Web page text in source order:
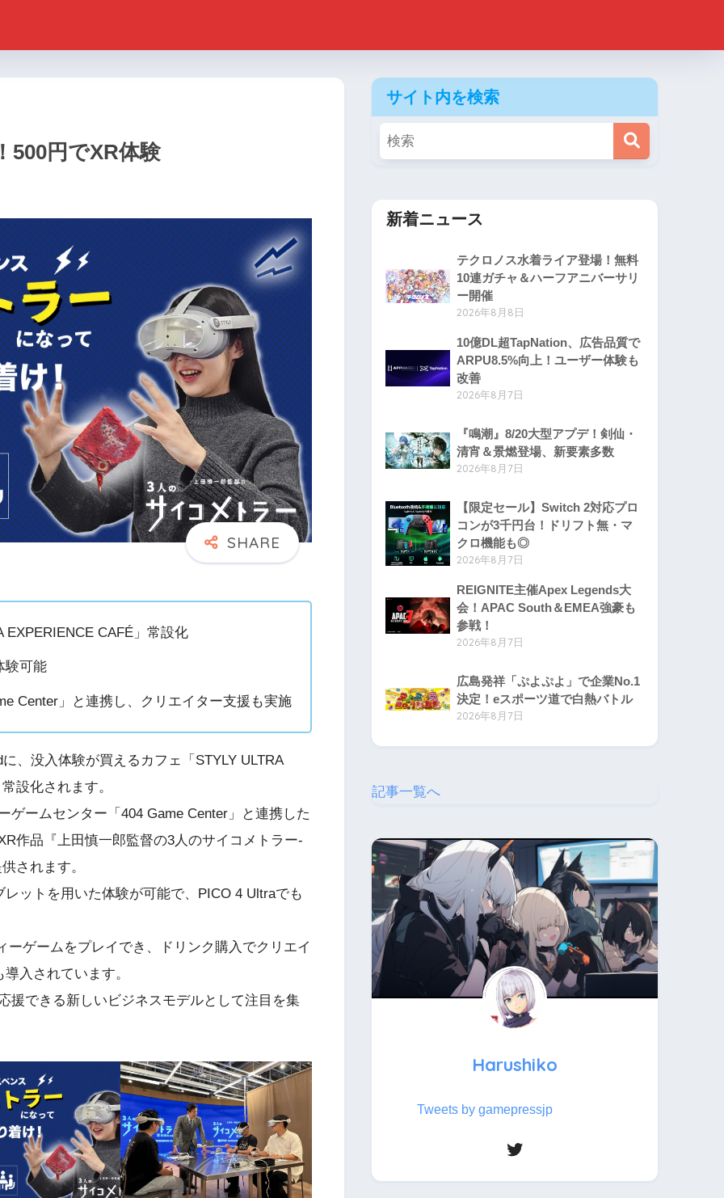
500円でXR体験
EXPERIENCE CAFÉ」常設化
験可能
Center」と連携し、クリエイター支援も実施
、没入体験が買えるカフェ「STYLY ULTRA
設化されます。
ゲームセンター「404 Game Center」と連携した
作品『上田慎一郎監督の3人のサイコメトラー‐
されます。
ットを用いた体験が可能で、PICO 4 Ultraでも
ーゲームをプレイでき、ドリンク購入でクリエイ
入されています。
援できる新しいビジネスモデルとして注目を集
サイト内を検索
新着ニュース
テクロノス水着ライア登場！無料
10連ガチャ＆ハーフアニバーサリ
ー開催
2026年8月8日
10億DL超TapNation、広告品質で
ARPU8.5%向上！ユーザー体験も
改善
2026年8月7日
『鳴潮』8/20大型アプデ！剣仙・
清宵＆景燃登場、新要素多数
2026年8月7日
【限定セール】Switch 2対応プロ
コンが3千円台！ドリフト無・マ
クロ機能も◎
2026年8月7日
REIGNITE主催Apex Legends大
会！APAC South＆EMEA強豪も
参戦！
2026年8月7日
広島発祥「ぷよぷよ」で企業No.1
決定！eスポーツ道で白熱バトル
2026年8月7日
記事一覧へ
Harushiko
Tweets by gamepressjp